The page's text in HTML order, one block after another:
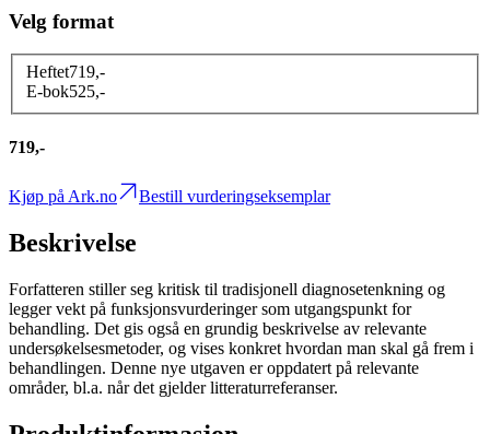
Velg format
Heftet719,-
E-bok525,-
719,-
Kjøp på Ark.no Bestill vurderingseksemplar
Beskrivelse
Forfatteren stiller seg kritisk til tradisjonell diagnosetenkning og
legger vekt på funksjonsvurderinger som utgangspunkt for
behandling. Det gis også en grundig beskrivelse av relevante
undersøkelsesmetoder, og vises konkret hvordan man skal gå frem i
behandlingen. Denne nye utgaven er oppdatert på relevante
områder, bl.a. når det gjelder litteraturreferanser.